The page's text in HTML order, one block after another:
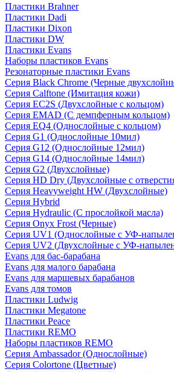
Пластики Brahner
Пластики Dadi
Пластики Dixon
Пластики DW
Пластики Evans
Наборы пластиков Evans
Резонаторные пластики Evans
Серия Black Chrome (Черные
Серия Calftone (Имитация кожи)
Серия EC2S (Двухслойные с кольцом)
Серия EMAD (С демпферным кольцом)
Серия EQ4 (Однослойные с кольцом)
Серия G1 (Однослойные 10мил)
Серия G12 (Однослойные 12мил)
Серия G14 (Однослойные 14мил)
Серия G2 (Двухслойные)
Серия HD Dry (Двухслойные с
Серия Heavyweight HW (Двухслойные)
Серия Hybrid
Серия Hydraulic (С прослойкой масла)
Серия Onyx Frost (Черные)
Серия UV1 (Однослойные с УФ-
Серия UV2 (Двухслойные с УФ-
Evans для бас-барабана
Evans для малого барабана
Evans для маршевых барабанов
Evans для томов
Пластики Ludwig
Пластики Megatone
Пластики Peace
Пластики REMO
Наборы пластиков REMO
Серия Ambassador (Однослойные)
Серия Colortone (Цветные)